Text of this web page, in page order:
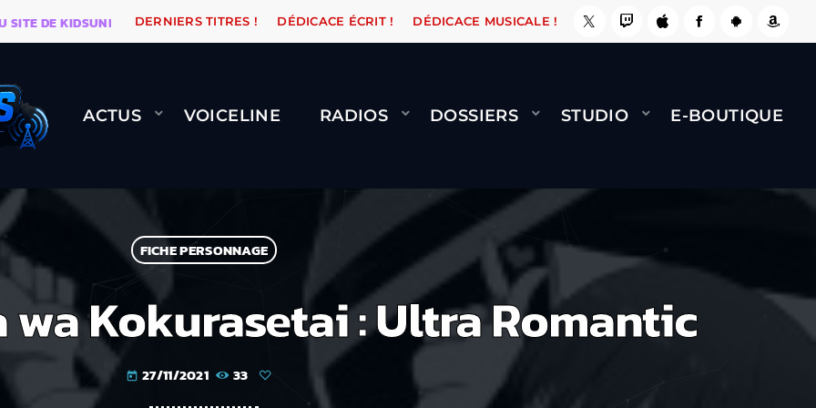
KIDSUNE WARÉTRO ORANGE ROAD QUI PASSE, ÇA LE FAIT ! NAMI BERNARD MINET - FLY
DERNIERS TITRES ! DÉDICACE ÉCRIT ! DÉDICACE MUSICALE !
ACTUS VOICELINE RADIOS DOSSIERS STUDIO E-BOUTIQUE
FICHE PERSONNAGE
Kokurasetai : Ultra Romantic
today 27/11/2021 33